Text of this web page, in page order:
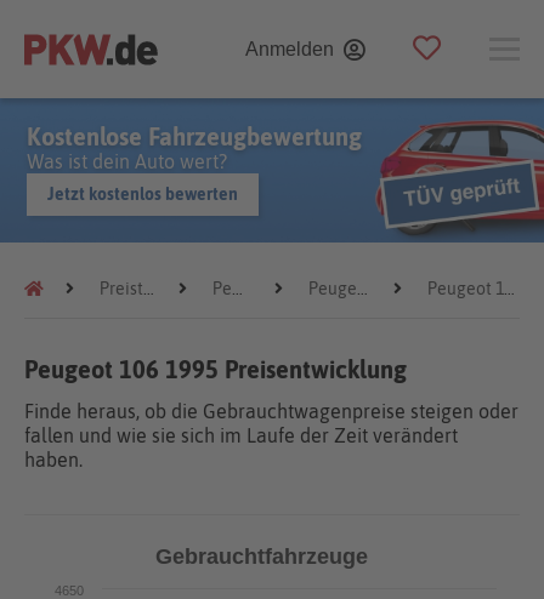
Anmelden
Kostenlose Fahrzeugbewertung
Was ist dein Auto wert?
Jetzt kostenlos bewerten
Preistrends Peugeot Peugeot 106 Peugeot 106 1995
Peugeot 106 1995 Preisentwicklung
Finde heraus, ob die Gebrauchtwagenpreise steigen oder
fallen und wie sie sich im Laufe der Zeit verändert
haben.
Gebrauchtfahrzeuge
4650